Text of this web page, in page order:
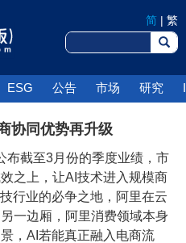
简 | 繁
ESG 公告 市场 研究
协同优势再升级
布截至3月份的季度业绩，市
之上，让AI技术进入规模商
行业的必争之地，阿里在云
一边厢，阿里消费领域本身
，AI若能真正融入电商流